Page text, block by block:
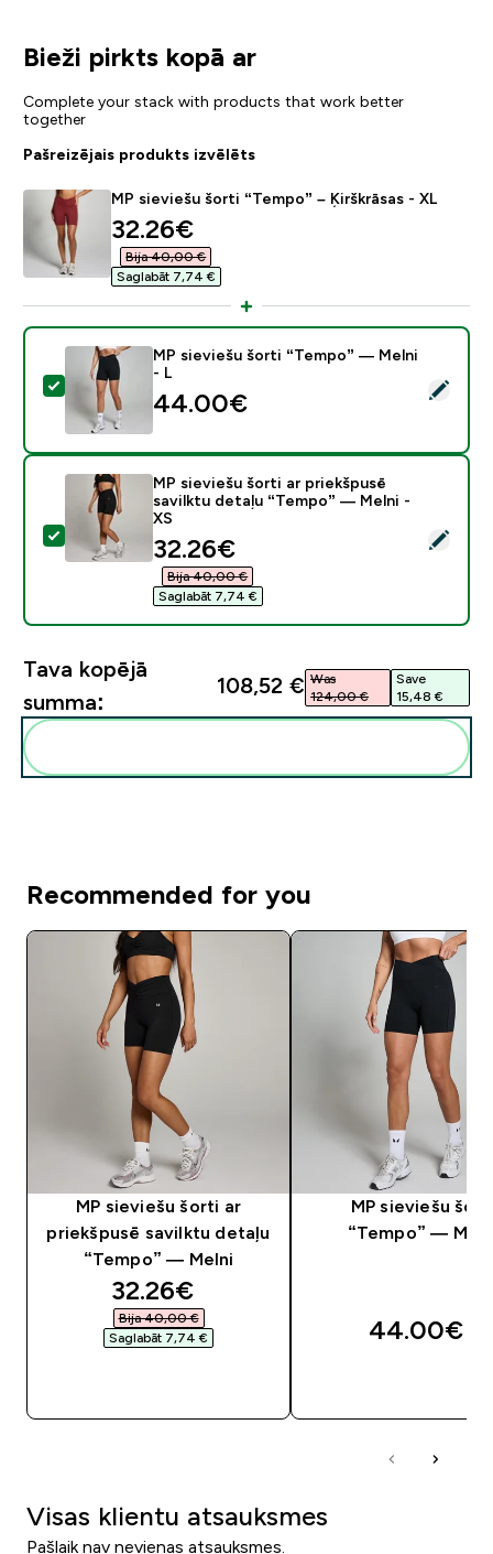
Bieži pirkts kopā ar
Complete your stack with products that work better
together
Pašreizējais produkts izvēlēts
MP sieviešu šorti “Tempo” – Ķirškrāsas - XL
discounted price
32.26€‎
Bija 40,00 €‎
Saglabāt 7,74 €‎
Atlasīt šo produktu - MP sieviešu šorti “Tempo” —
MP sieviešu šorti “Tempo” — Melni
- L
44.00€‎
Atlasīt šo produktu - MP sieviešu šorti ar priekšpusē
MP sieviešu šorti ar priekšpusē
savilktu detaļu “Tempo” — Melni -
XS
discounted price
32.26€‎
Bija 40,00 €‎
Saglabāt 7,74 €‎
Tava kopējā
summa:
108,52 €‎ Was
124,00 €‎
Save
15,48 €‎
Recommended for you
MP sieviešu šorti ar
priekšpusē savilktu detaļu
“Tempo” — Melni
discounted price
32.26€‎
Bija 40,00 €‎
Saglabāt 7,74 €‎
MP sieviešu
“Tempo” —
44.00€‎
Visas klientu atsauksmes
Pašlaik nav nevienas atsauksmes.